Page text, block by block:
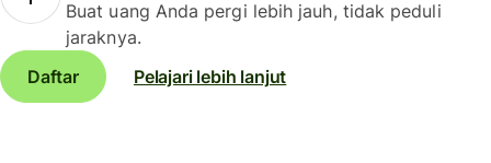
Buat uang Anda pergi lebih jauh, tidak peduli
jaraknya.
Daftar
Pelajari lebih lanjut